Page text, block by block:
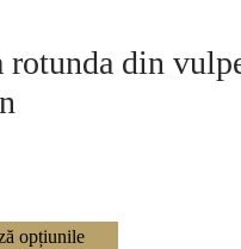
rotunda din
opțiunile